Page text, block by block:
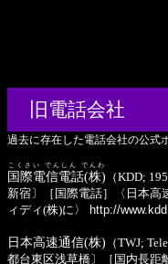
旧電話会社
過去に存在した電話会社の公式
国際電信電話(株)
こくさい でんしん でんわ
（KDD;
新宿〕［国際電話］〈日本高
ィディ(株)に〉
http://
日本高速通信(株) （TWJ;
都台東区浅草橋〕［国内長距